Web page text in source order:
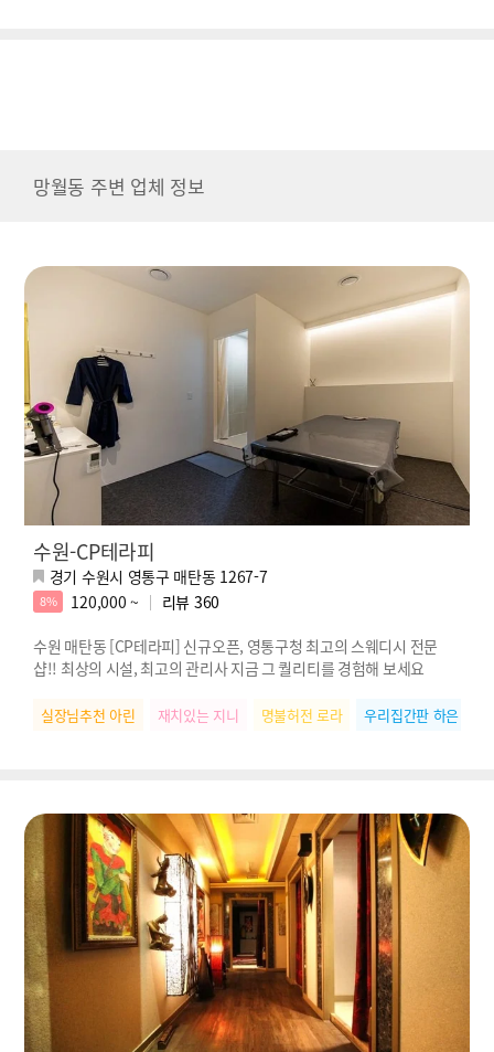
망월동 주변 업체 정보
수원-CP테라피
경기 수원시 영통구 매탄동 1267-7
8% 120,000 ~ 리뷰 360
수원 매탄동 [CP테라피] 신규오픈, 영통구청 최고의 스웨디시 전문
샵!! 최상의 시설, 최고의 관리사 지금 그 퀄리티를 경험해 보세요
실장님추천 아린 재치있는 지니 명불허전 로라 우리집간판 하은